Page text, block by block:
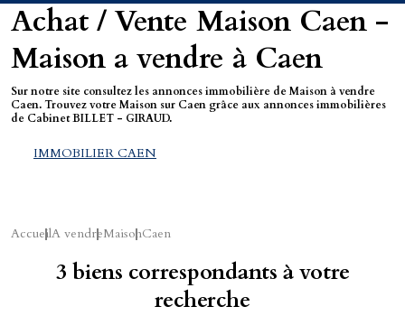
Achat / Vente Maison Caen -
Maison a vendre à Caen
Sur notre site consultez les annonces immobilière de Maison à vendre
Caen. Trouvez votre Maison sur Caen grâce aux annonces immobilières
de Cabinet BILLET - GIRAUD.
IMMOBILIER CAEN
AccueilA vendreMaisonCaen
3 biens correspondants à votre
recherche